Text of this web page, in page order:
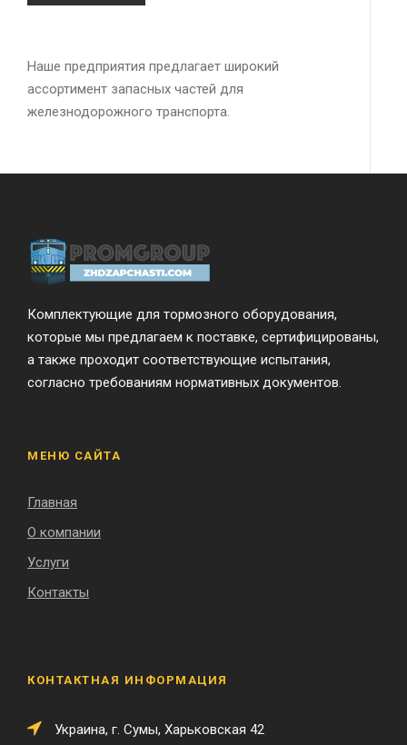
Наше предприятия предлагает широкий
ассортимент запасных частей для
железнодорожного транспорта.
Комплектующие для тормозного оборудования,
которые мы предлагаем к поставке, сертифицированы,
а также проходит соответствующие испытания,
согласно требованиям нормативных документов.
МЕНЮ САЙТА
Главная
О компании
Услуги
Контакты
КОНТАКТНАЯ ИНФОРМАЦИЯ
Украина, г. Сумы, Харьковская 42